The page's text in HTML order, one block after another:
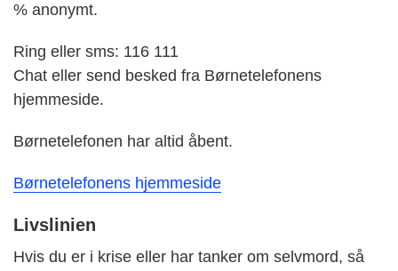
% anonymt.
Ring eller sms: 116 111
Chat eller send besked fra Børnetelefonens
hjemmeside.
Børnetelefonen har altid åbent.
Børnetelefonens hjemmeside
Livslinien
Hvis du er i krise eller har tanker om selvmord, så